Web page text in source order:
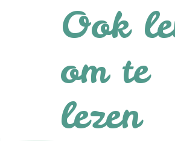
Ook
om te
lezen